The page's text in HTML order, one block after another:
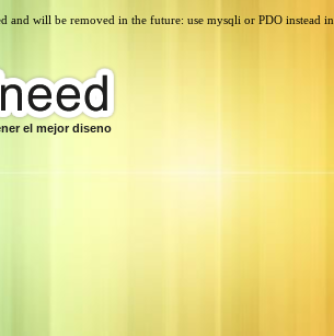
and will be removed in the future: use mysqli or PDO instead in
el mejor diseno